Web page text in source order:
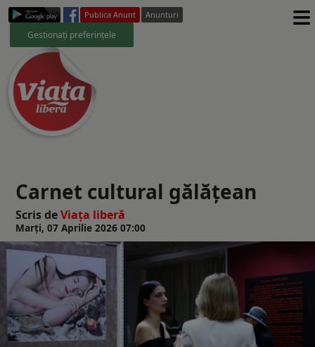
Publica Anunt Anunturi
Gestionați preferințele ≡
Carnet cultural gălăţean
Scris deViaţa liberă
Marți, 07 Aprilie 2026 07:00